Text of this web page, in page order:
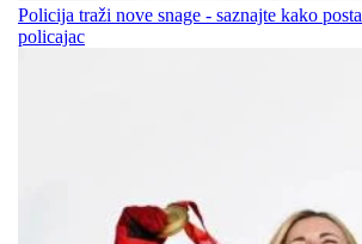
Policija traži nove snage - saznajte kako
policajac